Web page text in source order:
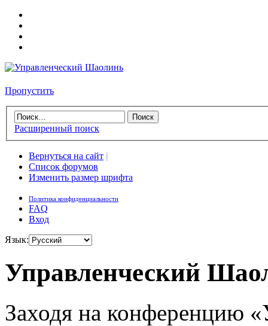
Пропустить
Расширенный поиск
Вернуться на сайт |
Список форумов
Изменить размер шрифта
Политика конфиденциальности
FAQ
Вход
Язык:
Управленческий
Заходя на конференцию